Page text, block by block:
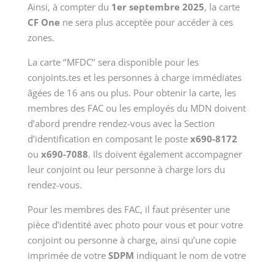
Ainsi, à compter du 1er septembre 2025, la carte
CF Onene sera plus acceptée pour accéder à ces
zones.
La carte ‘’MFDC’’ sera disponible pour les
conjoints.tes et les personnes à charge immédiates
âgées de 16 ans ou plus. Pour obtenir la carte, les
membres des FAC ou les employés du MDN doivent
d’abord prendre rendez-vous avec la Section
d’identification en composant le poste x690-8172
ou x690-7088. Ils doivent également accompagner
leur conjoint ou leur personne à charge lors du
rendez-vous.
Pour les membres des FAC, il faut présenter une
pièce d’identité avec photo pour vous et pour votre
conjoint ou personne à charge, ainsi qu’une copie
imprimée de votre SDPM indiquant le nom de votre